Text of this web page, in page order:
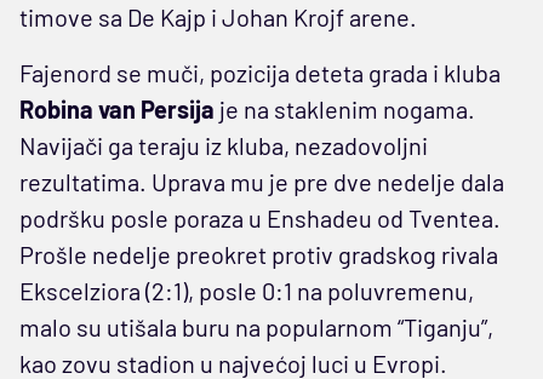
timove sa De Kajp i Johan Krojf arene.
Fajenord se muči, pozicija deteta grada i kluba
Robina van Persija je na staklenim nogama.
Navijači ga teraju iz kluba, nezadovoljni
rezultatima. Uprava mu je pre dve nedelje dala
podršku posle poraza u Enshadeu od Tventea.
Prošle nedelje preokret protiv gradskog rivala
Ekscelziora (2:1), posle 0:1 na poluvremenu,
malo su utišala buru na popularnom “Tiganju”,
kao zovu stadion u najvećoj luci u Evropi.